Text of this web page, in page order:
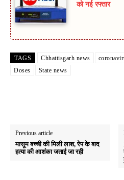
को नई रफ्तार
TAGS Chhattisgarh news
Doses
State news
Previous article
मासूम बच्ची की मिली लाश, रेप के बाद
हत्या की आशंका जताई जा रही